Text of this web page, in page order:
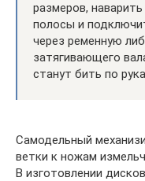
размеров,
полосы и
через ременную
затягивающего
станут бить по
Самодельный
ветки к ножам
В изготовлении